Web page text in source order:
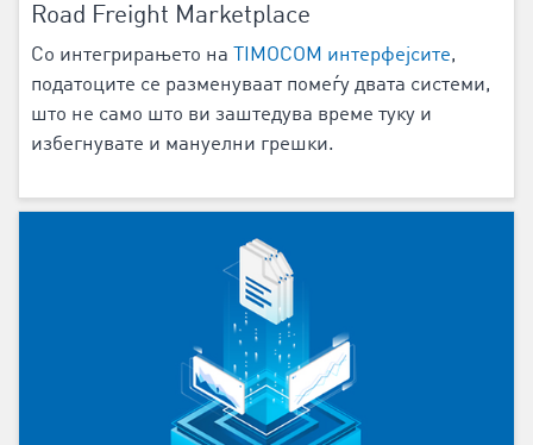
Road Freight Marketplace
Со интегрирањето на TIMOCOM интерфејсите,
податоците се разменуваат помеѓу двата системи,
што не само што ви заштедува време туку и
избегнувате и мануелни грешки.